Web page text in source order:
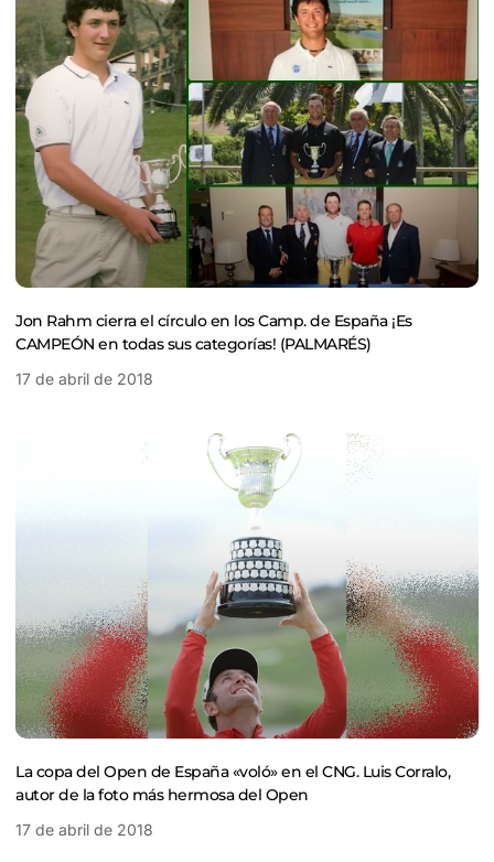
Jon Rahm cierra el círculo en los Camp. de España ¡Es
CAMPEÓN en todas sus categorías! (PALMARÉS)
17 de abril de 2018
La copa del Open de España «voló» en el CNG. Luis Corralo,
autor de la foto más hermosa del Open
17 de abril de 2018